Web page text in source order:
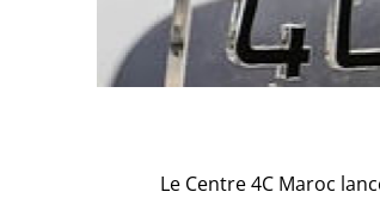
Le Centre 4C Maroc